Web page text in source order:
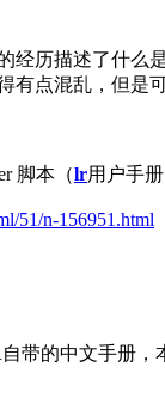
经历描述了什么
有点混乱，但是
脚本（lr用户手册
51/n-156951.html
带的中文手册，